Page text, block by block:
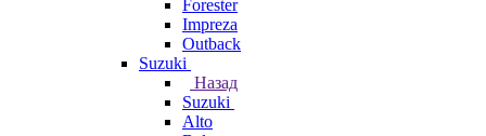
Forester
Impreza
Outback
Suzuki
Назад
Suzuki
Alto